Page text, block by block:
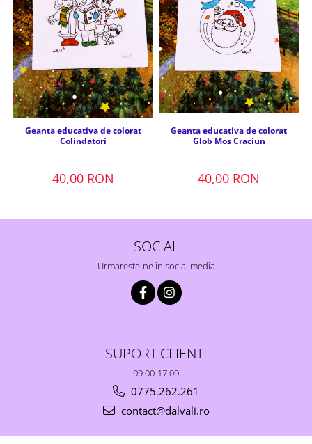
Geanta educativa de colorat
Colindatori
40,00 RON
Geanta educativa de colorat
Glob Mos Craciun
40,00 RON
SOCIAL
Urmareste-ne in social media
SUPORT CLIENTI
09:00-17:00
0775.262.261
contact@dalvali.ro